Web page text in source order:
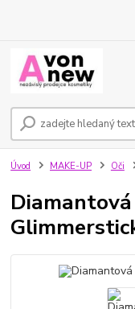
Úvod MAKE-UP Oči